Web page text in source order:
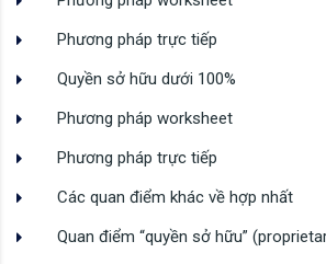
Phương pháp trực tiếp
Quyền sở hữu dưới 100%
Phương pháp worksheet
Phương pháp trực tiếp
Các quan điểm khác về hợp nhất
Quan điểm “quyền sở hữu”